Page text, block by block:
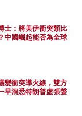
士：將美伊衝突類比
中國崛起能否為全球
變衝突導火線，雙方
早洞悉特朗普虛張聲